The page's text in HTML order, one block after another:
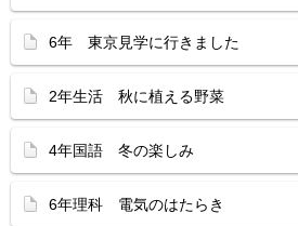
6年 東京見学に行きました
2年生活 秋に植える野菜
4年国語 冬の楽しみ
6年理科 電気のはたらき